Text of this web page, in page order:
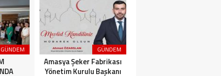
GÜNDEM GÜNDEM
Amasya Şeker Fabrikası
Yönetim Kurulu Başkanı